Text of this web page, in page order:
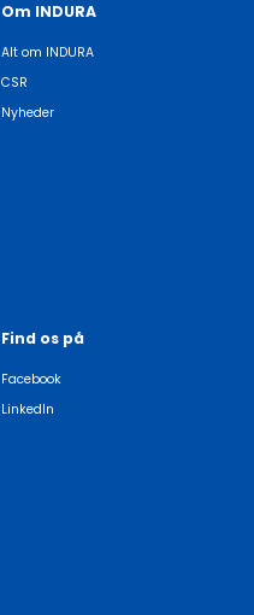
Om INDURA
Alt om INDURA
CSR
Nyheder
Find os på
Facebook
LinkedIn